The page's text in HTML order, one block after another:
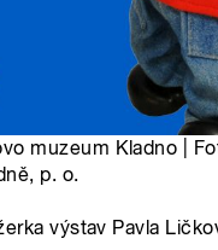
muzeum Kladno |
p. o.
výstav Pavla